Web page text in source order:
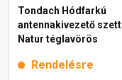
Tondach Hódfarkú
antennakivezető szett
Natur téglavörös
Rendelésre